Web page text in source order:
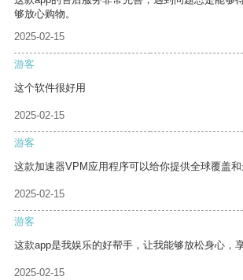
够放心购物。
2025-02-15
游客
这个软件很好用
2025-02-15
游客
这款加速器VPM应用程序可以给你提供全球覆盖和
2025-02-15
游客
这款app是我娱乐的好帮手，让我能够放松身心，
2025-02-15